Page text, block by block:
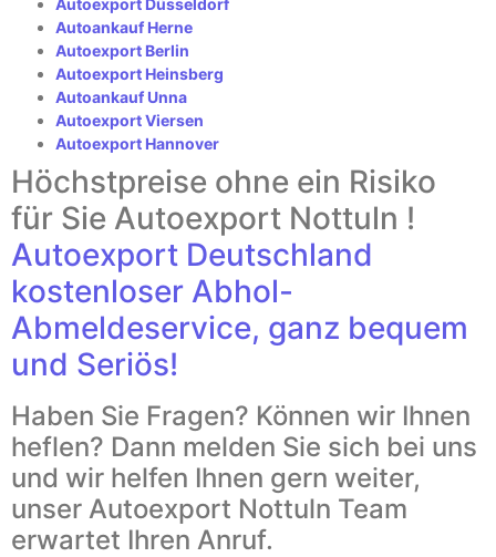
Autoexport Düsseldorf
Autoankauf Herne
Autoexport Berlin
Autoexport Heinsberg
Autoankauf Unna
Autoexport Viersen
Autoexport Hannover
Höchstpreise ohne ein Risiko
für Sie Autoexport Nottuln !
Autoexport Deutschland
kostenloser Abhol-
Abmeldeservice, ganz bequem
und Seriös!
Haben Sie Fragen? Können wir Ihnen
heflen? Dann melden Sie sich bei uns
und wir helfen Ihnen gern weiter,
unser Autoexport Nottuln Team
erwartet Ihren Anruf.